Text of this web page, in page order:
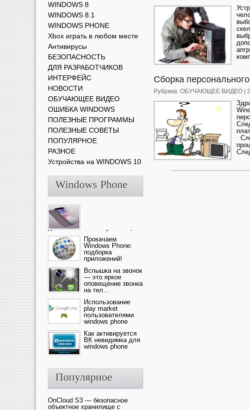
Сборка
Рубрика: ОБУЧАЮЩЕЕ ВИДЕО |
WINDOWS 8
WINDOWS 8.1
WINDOWS PHONE
Xbox играть в любом месте
Антивирусы
БЕЗОПАСНОСТЬ
ДЛЯ РАЗРАБОТЧИКОВ
ИНТЕРФЕЙС
НОВОСТИ
ОБУЧАЮЩЕЕ ВИДЕО
ОШИБКА WINDOWS
ПОЛЕЗНЫЕ ПРОГРАММЫ
ПОЛЕЗНЫЕ СОВЕТЫ
ПОПУЛЯРНОЕ
РАЗНОЕ
Устройства на WINDOWS 10
Windows Phone
Ультрасовременный смартфон
— это новика от компании Ap...
Прокачаем
Windows Phone:
подборка
приложений!
Вспышка на звонок
— это яркое
оповещение звонка
на тел...
Использование
play market
пользователями
windows phone
Как активируется
ВК невидимка для
windows phone
Популярное
OnCloud S3 — безопасное
объектное хранилище с